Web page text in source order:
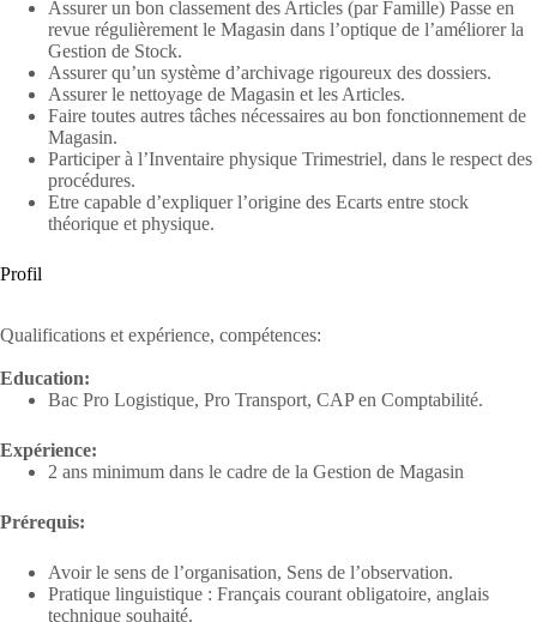
Assurer un bon classement des Articles (par Famille) Passe en
revue régulièrement le Magasin dans l’optique de l’améliorer la
Gestion de Stock.
Assurer qu’un système d’archivage rigoureux des dossiers.
Assurer le nettoyage de Magasin et les Articles.
Faire toutes autres tâches nécessaires au bon fonctionnement de
Magasin.
Participer à l’Inventaire physique Trimestriel, dans le respect des
procédures.
Etre capable d’expliquer l’origine des Ecarts entre stock
théorique et physique.
Profil
Qualifications​ et expérience, compétences:
Education:
Bac Pro Logistique, Pro Transport, CAP en Comptabilité.
Expérience:
2 ans minimum dans le cadre de la Gestion de Magasin
Prérequis:
Avoir le sens de l’organisation, Sens de l’observation.
Pratique linguistique : Français courant obligatoire, anglais
technique souhaité.